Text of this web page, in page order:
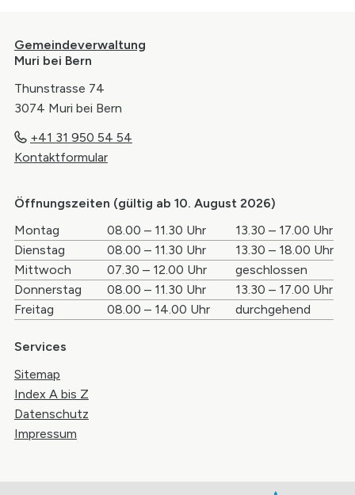
Gemeindeverwaltung
Muri bei Bern
Thunstrasse 74
3074 Muri bei Bern
+41 31 950 54 54
Kontaktformular
Öffnungszeiten (gültig ab 10. August 2026)
Wochentag
Öffnungszeiten Vormittag
Montag 08.00 – 11.30 Uhr
13.30 – 17.00 Uhr
Dienstag
08.00 – 11.30 Uhr
13.30 – 18.00 Uhr
Mittwoch
07.30 – 12.00 Uhr
geschlossen
Donnerstag
08.00 – 11.30 Uhr
13.30 – 17.00 Uhr
Freitag
08.00 – 14.00 Uhr durchgehend
Services
Sitemap
Index A bis Z
Datenschutz
Impressum